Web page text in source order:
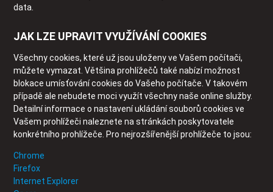
data.
JAK LZE UPRAVIT VYUŽÍVÁNÍ COOKIES
Všechny cookies, které už jsou uloženy ve Vašem počítači,
můžete vymazat. Většina prohlížečů také nabízí možnost
blokace umísťování cookies do Vašeho počítače. V takovém
případě ale nebudete moci využít všechny naše online služby.
Detailní informace o nastavení ukládání souborů cookies ve
Vašem prohlížeči naleznete na stránkách poskytovatele
konkrétního prohlížeče. Pro nejrozšířenější prohlížeče to jsou:
Chrome
Firefox
Internet Explorer